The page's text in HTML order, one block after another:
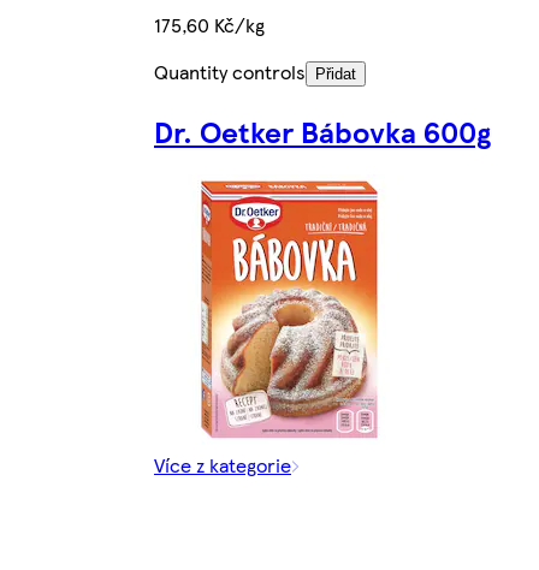
175,60 Kč/kg
Quantity controls
Přidat
Dr. Oetker Bábovka 600g
Více z kategorie